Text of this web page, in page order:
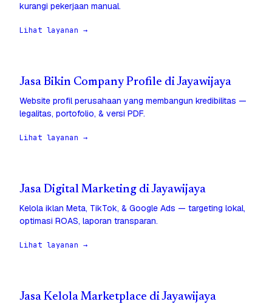
kurangi pekerjaan manual.
Lihat layanan →
Jasa Bikin Company Profile di Jayawijaya
Website profil perusahaan yang membangun kredibilitas —
legalitas, portofolio, & versi PDF.
Lihat layanan →
Jasa Digital Marketing di Jayawijaya
Kelola iklan Meta, TikTok, & Google Ads — targeting lokal,
optimasi ROAS, laporan transparan.
Lihat layanan →
Jasa Kelola Marketplace di Jayawijaya